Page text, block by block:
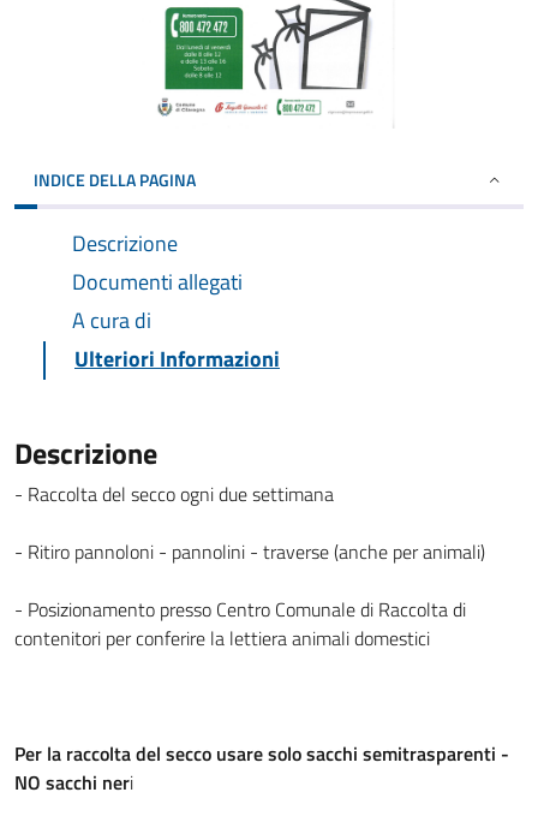
INDICE DELLA PAGINA
Descrizione
Documenti allegati
A cura di
Ulteriori Informazioni
Descrizione
- Raccolta del secco ogni due settimana
- Ritiro pannoloni - pannolini - traverse (anche per animali)
- Posizionamento presso Centro Comunale di Raccolta di
contenitori per conferire la lettiera animali domestici
Per la raccolta del secco usare solo sacchi semitrasparenti -
NO sacchi neri